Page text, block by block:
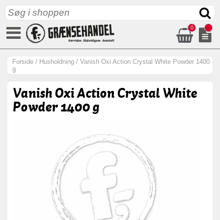
0
Forside / Husholdning / Vanish Oxi Action Crystal White Powder 1400
g
Vanish Oxi Action Crystal White
Powder 1400 g